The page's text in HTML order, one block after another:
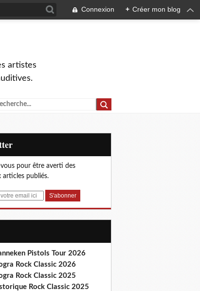
Connexion + Créer mon blog
artistes
pour être averti des
articles publiés.
Pistols Tour 2026
Rock Classic 2026
Rock Classic 2025
Rock Classic 2025